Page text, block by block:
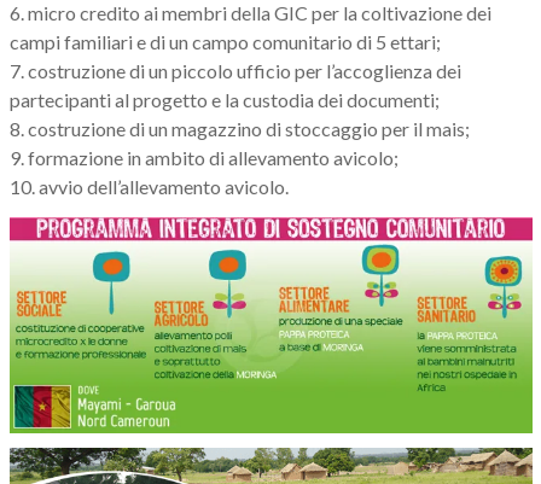
6. micro credito ai membri della GIC per la coltivazione dei
campi familiari e di un campo comunitario di 5 ettari;
7. costruzione di un piccolo ufficio per l’accoglienza dei
partecipanti al progetto e la custodia dei documenti;
8. costruzione di un magazzino di stoccaggio per il mais;
9. formazione in ambito di allevamento avicolo;
10. avvio dell’allevamento avicolo.